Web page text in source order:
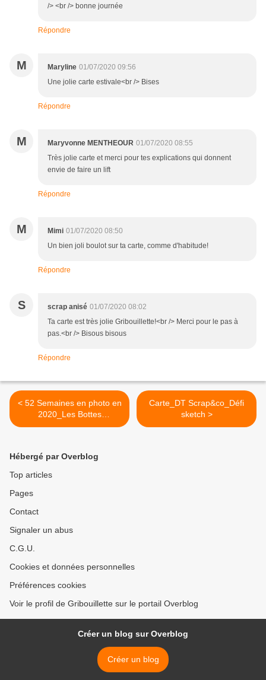
/> <br /> bonne journée
Répondre
M Maryline 01/07/2020 09:56
Une jolie carte estivale<br /> Bises
Répondre
M Maryvonne MENTHEOUR 01/07/2020 08:55
Très jolie carte et merci pour tes explications qui donnent
envie de faire un lift
Répondre
M Mimi 01/07/2020 08:50
Un bien joli boulot sur ta carte, comme d'habitude!
Répondre
S scrap anisé 01/07/2020 08:02
Ta carte est très jolie Gribouillette!<br /> Merci pour le pas à
pas.<br /> Bisous bisous
Répondre
< 52 Semaines en photo en
2020_Les Bottes
Rouges_Thème#26_Çà
Carte_DT Scrap&co_Défi
sketch >
Hébergé par Overblog
Top articles
Pages
Contact
Signaler un abus
C.G.U.
Cookies et données personnelles
Préférences cookies
Voir le profil de Gribouillette sur le portail Overblog
Créer un blog sur Overblog
Créer un blog